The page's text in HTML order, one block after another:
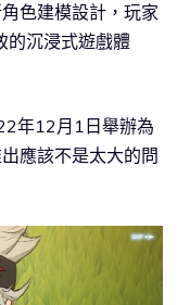
色建模設計，玩家
的沉浸式遊戲體
年12月1日舉辦為
應該不是太大的問